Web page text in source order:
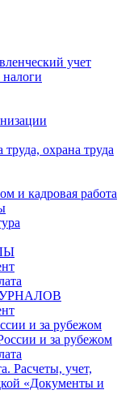
учет
налоги
охрана труда
и кадровая работа
и за рубежом
и за рубежом
Расчеты, учет,
«Документы и